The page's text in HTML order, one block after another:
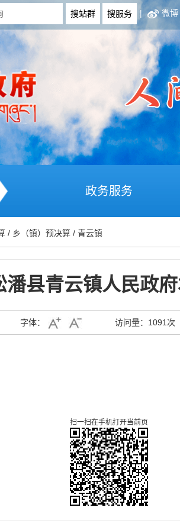
| 微博
政务服务
/ 乡（镇）预决算 / 青云镇
潘县青云镇人民政
字体： 访问量： 1091次
扫一扫在手机打开当前页